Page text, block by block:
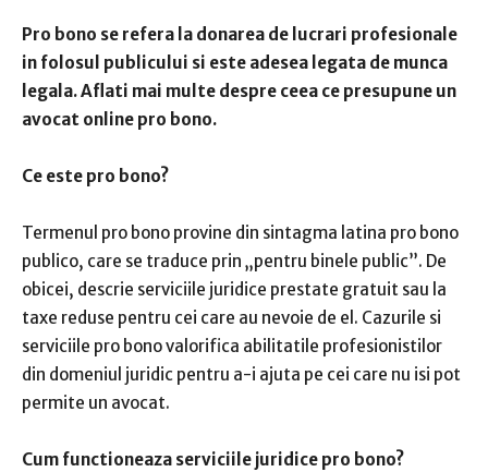
Pro bono se refera la donarea de lucrari profesionale
in folosul publicului si este adesea legata de munca
legala. Aflati mai multe despre ceea ce presupune un
avocat online pro bono.
Ce este pro bono?
Termenul pro bono provine din sintagma latina pro bono
publico, care se traduce prin „pentru binele public”. De
obicei, descrie serviciile juridice prestate gratuit sau la
taxe reduse pentru cei care au nevoie de el. Cazurile si
serviciile pro bono valorifica abilitatile profesionistilor
din domeniul juridic pentru a-i ajuta pe cei care nu isi pot
permite un avocat.
Cum functioneaza serviciile juridice pro bono?